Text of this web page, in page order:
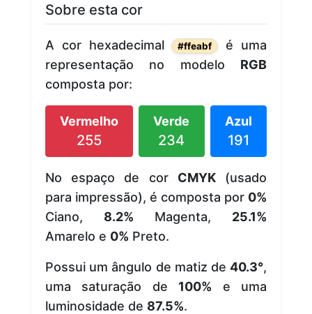
Sobre esta cor
A cor hexadecimal #ffeabf
é uma
representação no modelo RGB
composta por:
Vermelho
255
Verde
234
Azul
191
No espaço de cor CMYK(usado
para impressão), é composta por 0%
Ciano, 8.2% Magenta, 25.1%
Amarelo e 0% Preto.
Possui um ângulo de matiz de 40.3°,
uma saturação de 100% e uma
luminosidade de 87.5%.